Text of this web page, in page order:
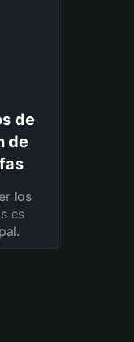
de
de
los
es